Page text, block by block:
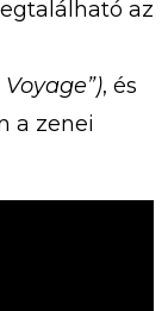
az
, és
a zenei